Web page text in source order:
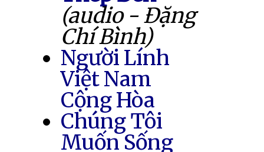
(audio - Đặng
Chí Bình)
Người Lính
Việt Nam
Cộng Hòa
Chúng Tôi
Muốn Sống